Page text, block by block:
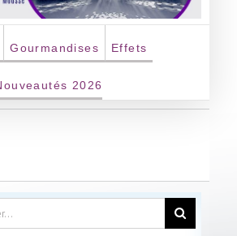
Gourmandises Effets
2026